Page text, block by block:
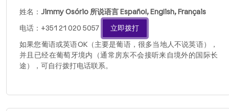
姓名： Jimmy Osório 所说语言 Español, English, Français
电话：+351 21 020 5057
立即拨打
如果您葡语或英语OK（主要是葡语，很多当地人不说英语），
并且已经在葡萄牙境内（通常房东不会接听来自境外的国际长
途），可自行拨打电话联系。